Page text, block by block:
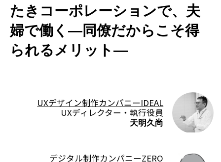
たきコーポレーションで、夫
婦で働く―同僚だからこそ得
られるメリット―
UXデザイン制作カンパニーIDEAL
UXディレクター・執行役員
天明久尚
デジタル制作カンパニーZERO